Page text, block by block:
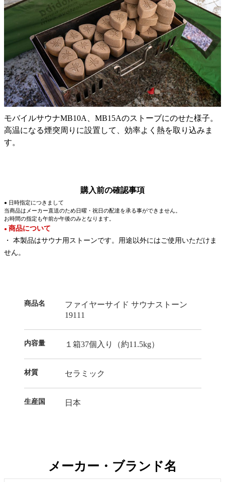
モバイルサウナMB10A、MB15Aのストーブにのせた様子。
高温になる煙突周りに設置して、効率よく熱を取り込みま
す。
購入前の確認事項
● 日時指定につきまして
当商品はメーカー直送のため日曜・祝日の配達を承る事ができません。
お時間の指定も午前か午後のみとなります。
● 商品について
・ 本製品はサウナ用ストーンです。用途以外にはご使用いただけま
せん。
商品名
ファイヤーサイド サウナストーン
19111
内容量 １箱37個入り（約11.5kg）
材質 セラミック
生産国 日本
メーカー・ブランド名